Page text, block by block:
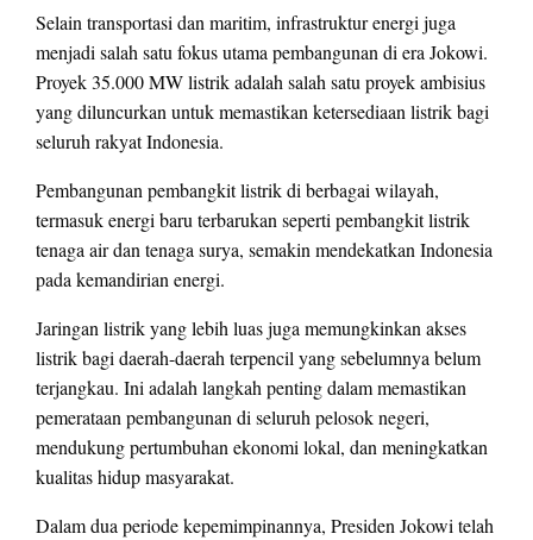
Selain transportasi dan maritim, infrastruktur energi juga
menjadi salah satu fokus utama pembangunan di era Jokowi.
Proyek 35.000 MW listrik adalah salah satu proyek ambisius
yang diluncurkan untuk memastikan ketersediaan listrik bagi
seluruh rakyat Indonesia.
Pembangunan pembangkit listrik di berbagai wilayah,
termasuk energi baru terbarukan seperti pembangkit listrik
tenaga air dan tenaga surya, semakin mendekatkan Indonesia
pada kemandirian energi.
Jaringan listrik yang lebih luas juga memungkinkan akses
listrik bagi daerah-daerah terpencil yang sebelumnya belum
terjangkau. Ini adalah langkah penting dalam memastikan
pemerataan pembangunan di seluruh pelosok negeri,
mendukung pertumbuhan ekonomi lokal, dan meningkatkan
kualitas hidup masyarakat.
Dalam dua periode kepemimpinannya, Presiden Jokowi telah